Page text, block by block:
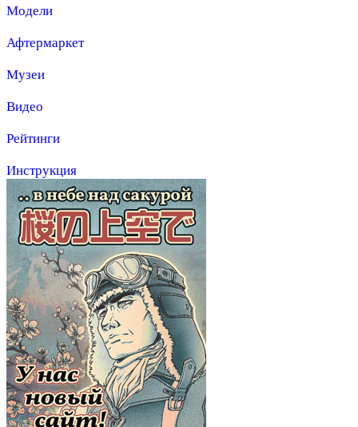
Модели
Афтермаркет
Музеи
Видео
Рейтинги
Инструкция